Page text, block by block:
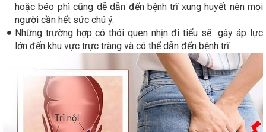
hoặc béo phì cũng dễ dẫn đến bệnh trĩ xung huyết nên mọi
người cần hết sức chú ý.
Những trường hợp có thói quen nhịn đi tiểu sẽ gây áp lực
lớn đến khu vực trực tràng và có thể dẫn đến bệnh trĩ